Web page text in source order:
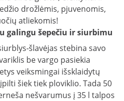
drožlėmis, pjuvenomis,
atliekomis!
galingu šepečiu ir siurbimu
šlavėjas stebina savo
be vargo pasiekia
veiksmingai išsklaidytų
šiek tiek ploviklio. Tada 50
nešvarumus į 35 l talpos